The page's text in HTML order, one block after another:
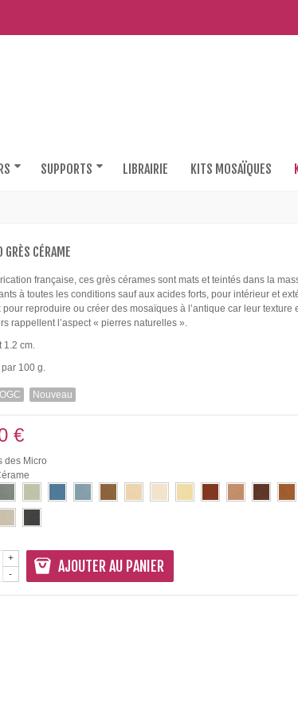
SUPPORTS LIBRAIRIE KITS MOSAÏQUES
GRÈS CÉRAME
française, ces grès cérames sont mats et teintés dans la
à toutes les conditions sauf aux acides forts, pour intérieur et
pour reproduire ou créer des mosaïques à l’antique car leur texture
rappellent l’aspect « pierres naturelles ».
1.2 cm.
100 g.
Nouveau
€
des Micro
-
+ AJOUTER AU PANIER